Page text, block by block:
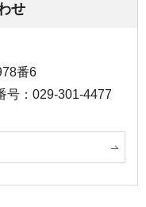
せ
番6
号：029-301-4477